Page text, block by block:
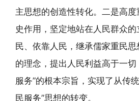
主思想的创造性转化。二是高
史作用，坚定地站在人民群众的
民、依靠人民，继承儒家重民
的理念，提出人民利益高于一切
服务”的根本宗旨，实现了从传
民服务”思想的转变。